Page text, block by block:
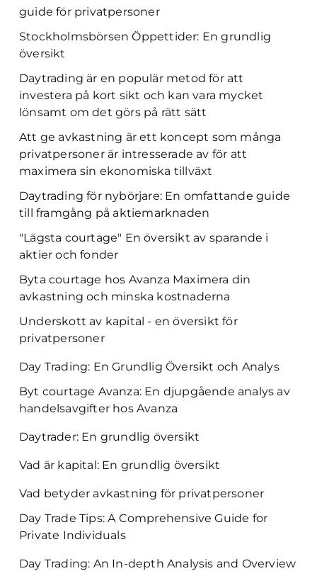
guide för privatpersoner
Stockholmsbörsen Öppettider: En grundlig
översikt
Daytrading är en populär metod för att
investera på kort sikt och kan vara mycket
lönsamt om det görs på rätt sätt
Att ge avkastning är ett koncept som många
privatpersoner är intresserade av för att
maximera sin ekonomiska tillväxt
Daytrading för nybörjare: En omfattande guide
till framgång på aktiemarknaden
"Lägsta courtage" En översikt av sparande i
aktier och fonder
Byta courtage hos Avanza Maximera din
avkastning och minska kostnaderna
Underskott av kapital - en översikt för
privatpersoner
Day Trading: En Grundlig Översikt och Analys
Byt courtage Avanza: En djupgående analys av
handelsavgifter hos Avanza
Daytrader: En grundlig översikt
Vad är kapital: En grundlig översikt
Vad betyder avkastning för privatpersoner
Day Trade Tips: A Comprehensive Guide for
Private Individuals
Day Trading: An In-depth Analysis and Overview